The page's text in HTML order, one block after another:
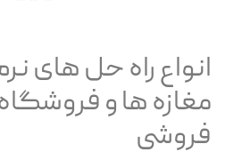
انواع راه حل های
مغازه ها و
فروشی